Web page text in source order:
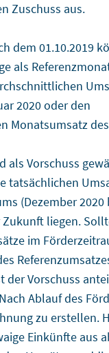
Zuschuss aus.
dem 01.10.2019
als
2020 oder den
Monatsumsatz
als Vorschuss
tatsächlichen
(Dezember 2020
Zukunft liegen.
im
der Vorschuss
Ablauf des
zu erstellen.
Einkünfte aus